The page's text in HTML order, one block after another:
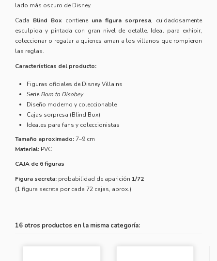
lado más oscuro de Disney.
Cada Blind Box contiene una figura sorpresa, cuidadosamente
esculpida y pintada con gran nivel de detalle. Ideal para exhibir,
coleccionar o regalar a quienes aman a los villanos que rompieron
las reglas.
Características del producto:
Figuras oficiales de Disney Villains
Serie Born to Disobey
Diseño moderno y coleccionable
Cajas sorpresa (Blind Box)
Ideales para fans y coleccionistas
Tamaño aproximado:7–9 cm
Material: PVC
CAJA de 6 figuras
Figura secreta: probabilidad de aparición 1/72
(1 figura secreta por cada 72 cajas, aprox.)
16 otros productos en la misma categoría: